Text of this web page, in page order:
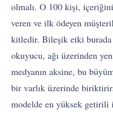
olmalı. O 100 kişi,
veren ve ilk ödeyen
kitledir. Bileşik etki
okuyucu, ağı üzerinden
medyanın aksine, bu
bir varlık üzerinde
modelde en yüksek getirili